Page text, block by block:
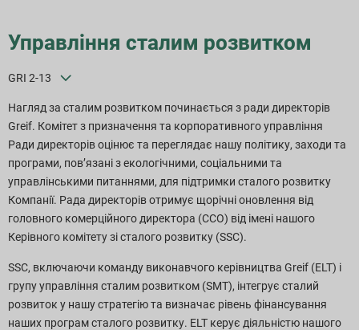
наш звіт
та продуктивність
звітності ESG
звітів
Управління сталим розвитком
GRI 2-13
Нагляд за сталим розвитком починається з ради директорів
Greif. Комітет з призначення та корпоративного управління
Ради директорів оцінює та переглядає нашу політику, заходи та
програми, пов’язані з екологічними, соціальними та
управлінськими питаннями, для підтримки сталого розвитку
Компанії. Рада директорів отримує щорічні оновлення від
головного комерційного директора (CCO) від імені нашого
Керівного комітету зі сталого розвитку (SSC).
SSC, включаючи команду виконавчого керівництва Greif (ELT) і
групу управління сталим розвитком (SMT), інтегрує сталий
розвиток у нашу стратегію та визначає рівень фінансування
наших програм сталого розвитку. ELT керує діяльністю нашого